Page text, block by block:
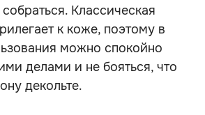
Классическая
к коже, поэтому в
можно спокойно
делами и не бояться, что
декольте.